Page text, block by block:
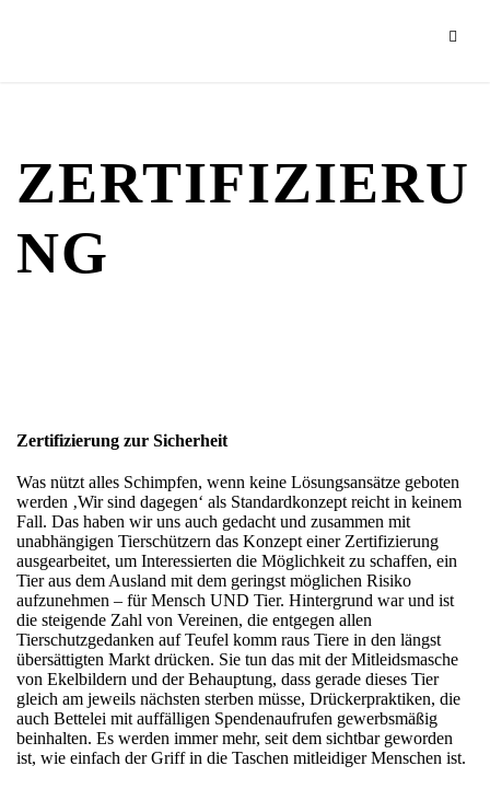
ZERTIFIZIERU
NG
Zertifizierung zur Sicherheit
Was nützt alles Schimpfen, wenn keine Lösungsansätze geboten
werden ‚Wir sind dagegen‘ als Standardkonzept reicht in keinem
Fall. Das haben wir uns auch gedacht und zusammen mit
unabhängigen Tierschützern das Konzept einer Zertifizierung
ausgearbeitet, um Interessierten die Möglichkeit zu schaffen, ein
Tier aus dem Ausland mit dem geringst möglichen Risiko
aufzunehmen – für Mensch UND Tier. Hintergrund war und ist
die steigende Zahl von Vereinen, die entgegen allen
Tierschutzgedanken auf Teufel komm raus Tiere in den längst
übersättigten Markt drücken. Sie tun das mit der Mitleidsmasche
von Ekelbildern und der Behauptung, dass gerade dieses Tier
gleich am jeweils nächsten sterben müsse, Drückerpraktiken, die
auch Bettelei mit auffälligen Spendenaufrufen gewerbsmäßig
beinhalten. Es werden immer mehr, seit dem sichtbar geworden
ist, wie einfach der Griff in die Taschen mitleidiger Menschen ist.